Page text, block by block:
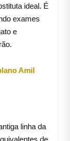
ideal. É
exames
e
Amil
linha da